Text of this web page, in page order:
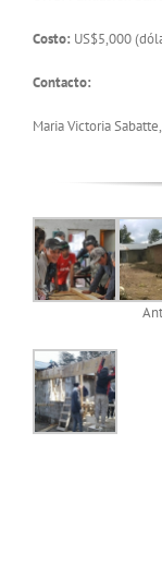
Costo: US$5,000
Contacto:
Maria Victoria Sabatte,